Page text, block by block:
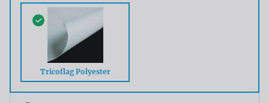
Tricoflag Polyester